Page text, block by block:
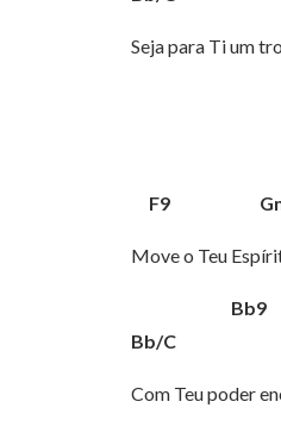
Seja para Ti um
F9
Move o Teu
Bb9
Bb/C
Com Teu poder